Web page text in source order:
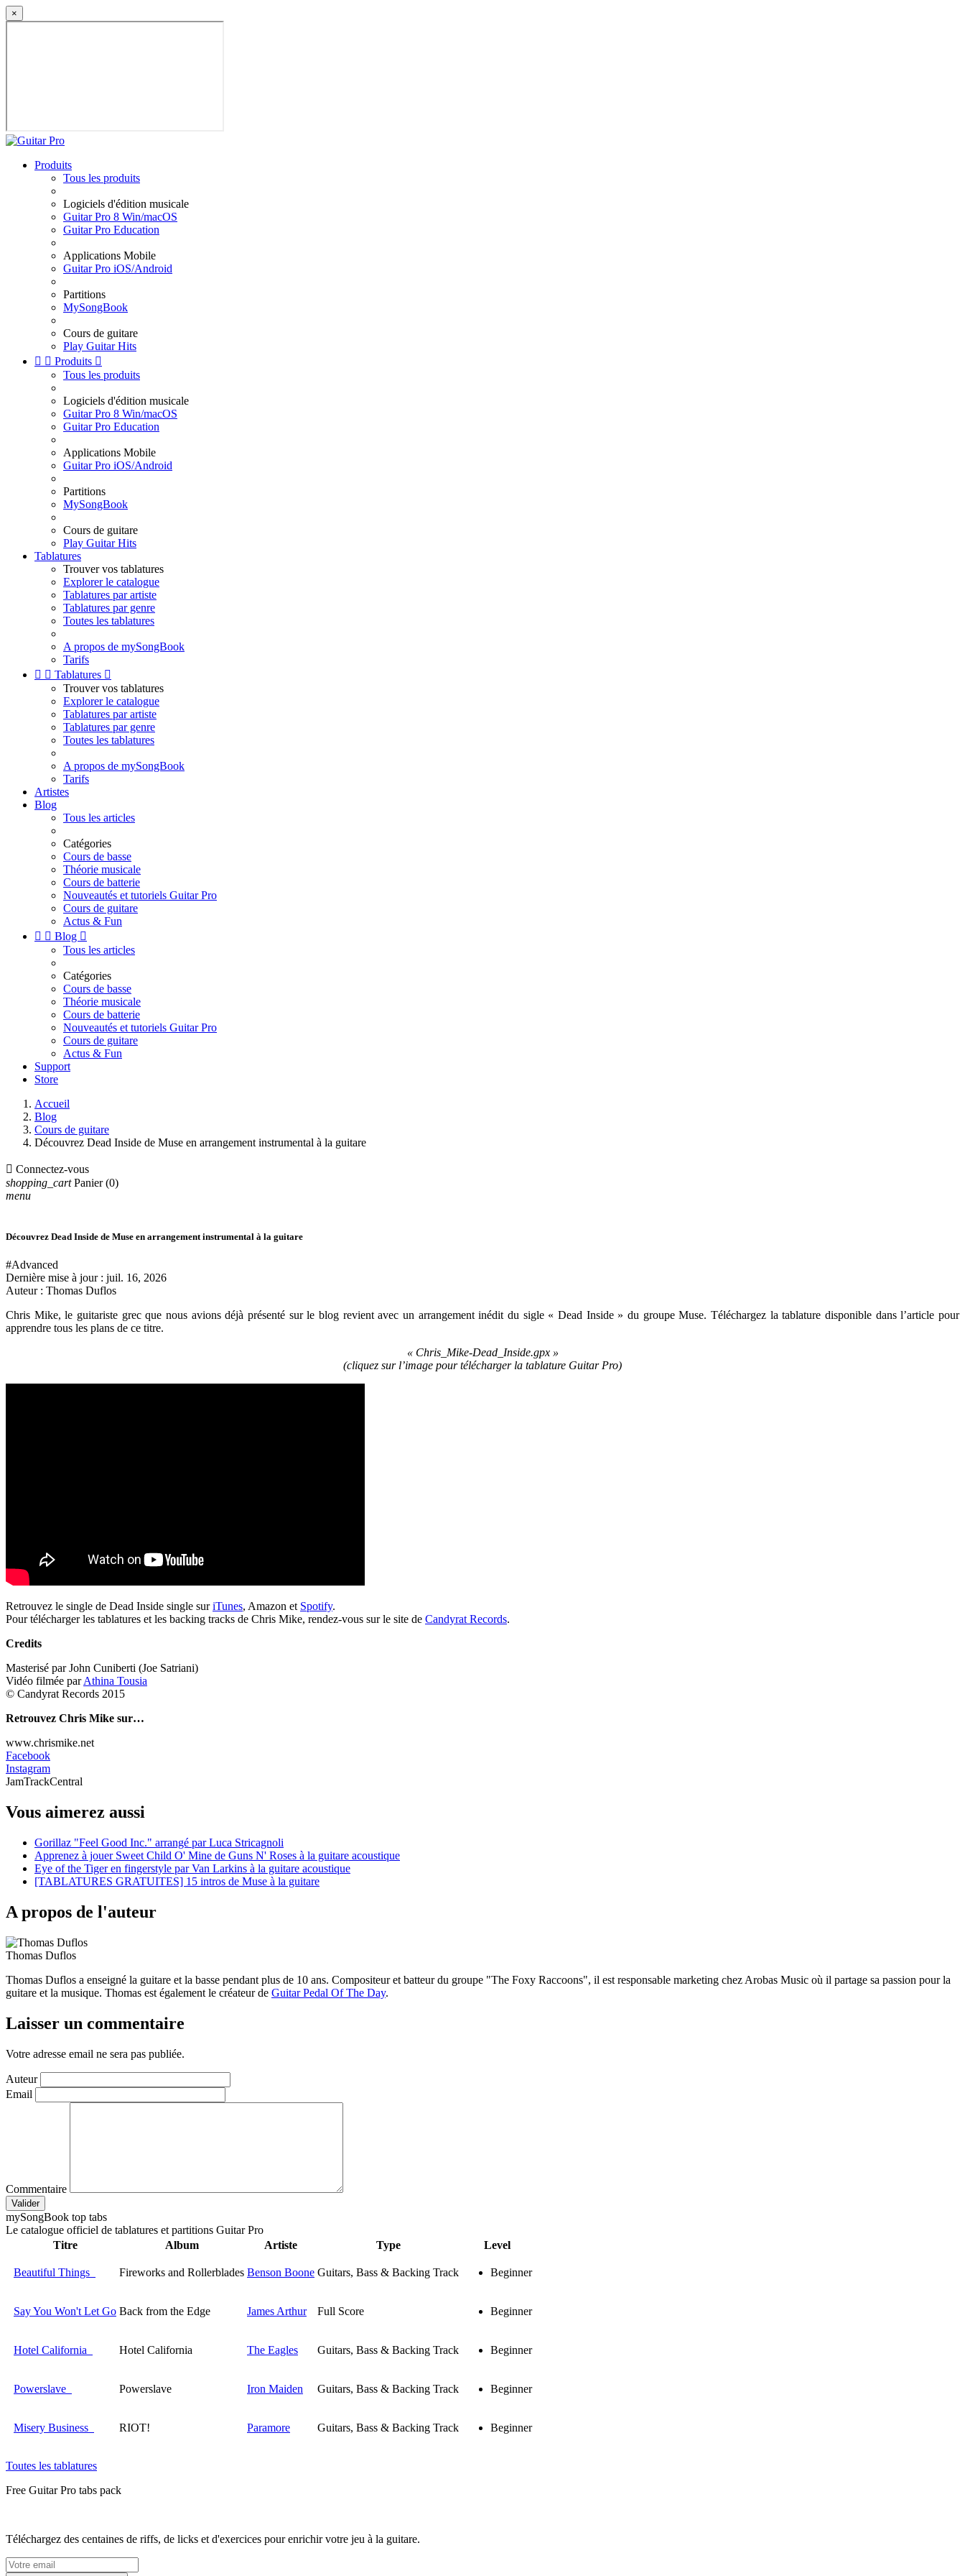
×
Produits
Tous les produits
Logiciels d'édition musicale
Guitar Pro 8 Win/macOS
Guitar Pro Education
Applications Mobile
Guitar Pro iOS/Android
Partitions
MySongBook
Cours de guitare
Play Guitar Hits
  Produits 
Tous les produits
Logiciels d'édition musicale
Guitar Pro 8 Win/macOS
Guitar Pro Education
Applications Mobile
Guitar Pro iOS/Android
Partitions
MySongBook
Cours de guitare
Play Guitar Hits
Tablatures
Trouver vos tablatures
Explorer le catalogue
Tablatures par artiste
Tablatures par genre
Toutes les tablatures
A propos de mySongBook
Tarifs
  Tablatures 
Trouver vos tablatures
Explorer le catalogue
Tablatures par artiste
Tablatures par genre
Toutes les tablatures
A propos de mySongBook
Tarifs
Artistes
Blog
Tous les articles
Catégories
Cours de basse
Théorie musicale
Cours de batterie
Nouveautés et tutoriels Guitar Pro
Cours de guitare
Actus & Fun
  Blog 
Tous les articles
Catégories
Cours de basse
Théorie musicale
Cours de batterie
Nouveautés et tutoriels Guitar Pro
Cours de guitare
Actus & Fun
Support
Store
Accueil
Blog
Cours de guitare
Découvrez Dead Inside de Muse en arrangement instrumental à la guitare
 Connectez-vous
shopping_cart Panier (0)
menu
Découvrez Dead Inside de Muse en arrangement instrumental à la guitare
#Advanced
Dernière mise à jour : juil. 16, 2026
Auteur : Thomas Duflos
Chris Mike, le guitariste grec que nous avions déjà présenté sur le blog revient avec un arrangement inédit du sigle « Dead Inside » du groupe Muse. Téléchargez la tablature disponible dans l’article pour
apprendre tous les plans de ce titre.
« Chris_Mike-Dead_Inside.gpx »
(cliquez sur l’image pour télécharger la tablature Guitar Pro)
Retrouvez le single de Dead Inside single suriTunes, Amazon et Spotify.
Pour télécharger les tablatures et les backing tracks de Chris Mike, rendez-vous sur le site de Candyrat Records.
Credits
Masterisé par John Cuniberti (Joe Satriani)
Vidéo filmée parAthina Tousia
© Candyrat Records 2015
Retrouvez Chris Mike sur…
www.chrismike.net
Facebook
Instagram
JamTrackCentral
Vous aimerez aussi
Gorillaz "Feel Good Inc." arrangé par Luca Stricagnoli
Apprenez à jouer Sweet Child O' Mine de Guns N' Roses à la guitare acoustique
Eye of the Tiger en fingerstyle par Van Larkins à la guitare acoustique
[TABLATURES GRATUITES] 15 intros de Muse à la guitare
A propos de l'auteur
Thomas Duflos
Thomas Duflos a enseigné la guitare et la basse pendant plus de 10 ans. Compositeur et batteur du groupe "The Foxy Raccoons", il est responsable marketing chez Arobas Music où il partage sa passion pour la
guitare et la musique. Thomas est également le créateur de Guitar Pedal Of The Day.
Laisser un commentaire
Votre adresse email ne sera pas publiée.
Auteur
Email
Commentaire
Valider
mySongBook top tabs
Le catalogue officiel de tablatures et partitions Guitar Pro
Titre
Album Artiste Type Level
Beautiful Things Fireworks and Rollerblades Benson Boone Guitars, Bass & Backing Track Beginner
Say You Won't Let Go Back from the Edge James Arthur Full Score Beginner
Hotel California Hotel California The Eagles Guitars, Bass & Backing Track Beginner
Powerslave Powerslave Iron Maiden Guitars, Bass & Backing Track Beginner
Misery Business RIOT! Paramore Guitars, Bass & Backing Track Beginner
Toutes les tablatures
Free Guitar Pro tabs pack
Téléchargez des centaines de riffs, de licks et d'exercices pour enrichir votre jeu à la guitare.